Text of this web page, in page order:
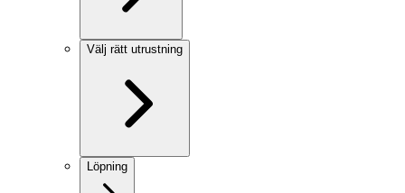
Välj rätt utrustning
Löpning